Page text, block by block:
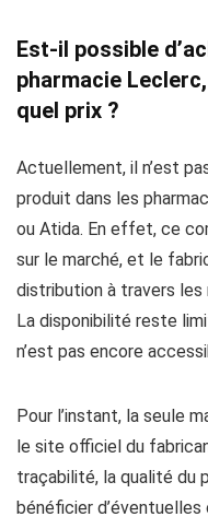
Est-il possible
pharmacie
quel prix ?
Actuellement, il n’est
produit dans les
ou Atida. En effet, ce
sur le marché, et le
distribution à travers les
La disponibilité reste
n’est pas encore
Pour l’instant, la seule
le site officiel du
traçabilité, la qualité du
bénéficier